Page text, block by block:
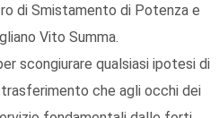
di Smistamento di Potenza e
Vito Summa.
scongiurare qualsiasi ipotesi di
che agli occhi dei